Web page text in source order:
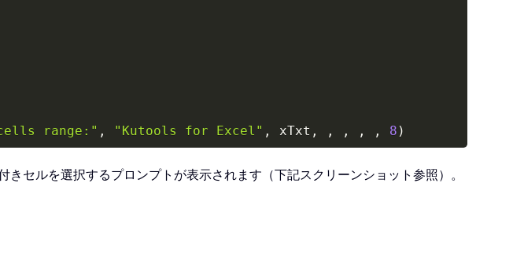
range:" , "Kutools for Excel" , xTxt , , , , , 8 )
セルを選択するプロンプトが表示されます（下記スクリーンショット参照）。